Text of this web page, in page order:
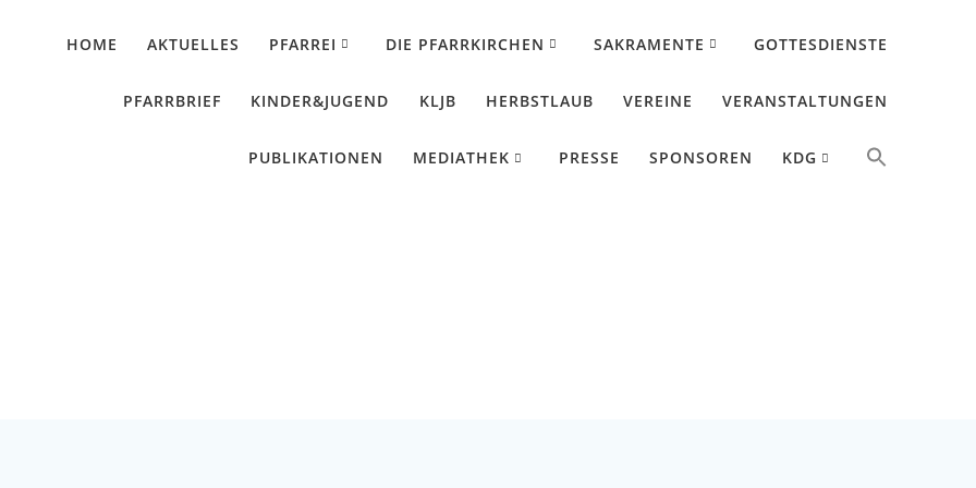
HOME AKTUELLES PFARREI DIE PFARRKIRCHEN SAKRAMENTE GOTTESDIENSTE
PFARRBRIEF KINDER&JUGEND KLJB HERBSTLAUB VEREINE VERANSTALTUNGEN
PUBLIKATIONEN MEDIATHEK PRESSE SPONSOREN KDG